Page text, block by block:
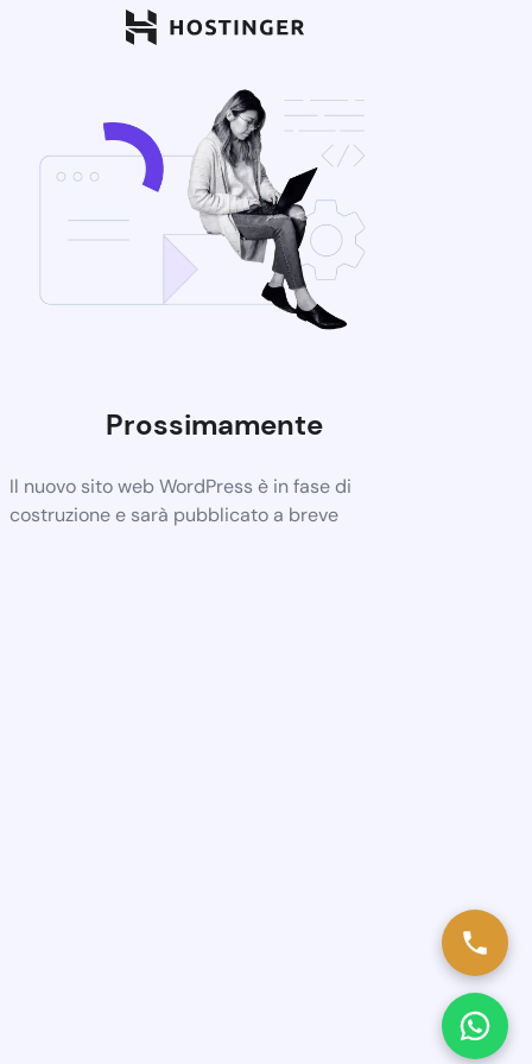
Prossimamente
Il nuovo sito web WordPress è in fase di
costruzione e sarà pubblicato a breve